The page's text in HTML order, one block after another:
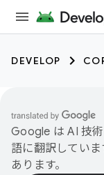
DEVELOP
Google は AI 技
語に翻訳してい
あります。